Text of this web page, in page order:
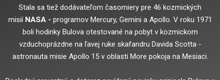
Stala sa tiež dodávateľom časomiery pre 46 kozmických
misií NASA - programov Mercury, Gemini a Apollo. V roku 1971
boli hodinky Bulova otestované na pobyt v kozmickom
vzduchoprázdne na ľavej ruke skafandru Davida Scotta -
astronauta misie Apollo 15 v oblasti More pokoja na Mesiaci.